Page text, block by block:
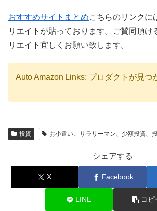
おすすめサイトまとめこちらのリンクに
リエイトが貼っております。ご賛同頂け
リエイト宜しくお願い致します。
Auto Amazon Links: プロダクトが見つ
投資 お小遣い、サラリーマン、少額投資、
シェアする
X Facebook
LINE コピ